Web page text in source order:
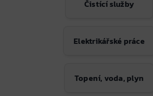
Čistící služby
Elektrikářské práce
Topení, voda, plyn